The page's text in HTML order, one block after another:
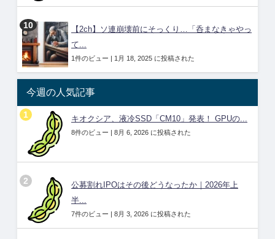
【2ch】ソ連崩壊前にそっくり…「呑まなきゃやっ
て...
1件のビュー | 1月 18, 2025 に投稿された
今週の人気記事
キオクシア、液冷SSD「CM10」発表！ GPUの...
8件のビュー | 8月 6, 2026 に投稿された
公募割れIPOはその後どうなったか｜2026年上
半...
7件のビュー | 8月 3, 2026 に投稿された